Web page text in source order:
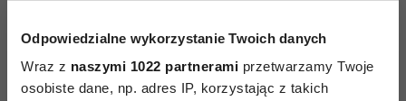
Odpowiedzialne wykorzystanie Twoich danych
Wraz z naszymi 1022 partnerami przetwarzamy Twoje
osobiste dane, np. adres IP, korzystając z takich
ZAMÓW
WYDANIE DRUKOWANE